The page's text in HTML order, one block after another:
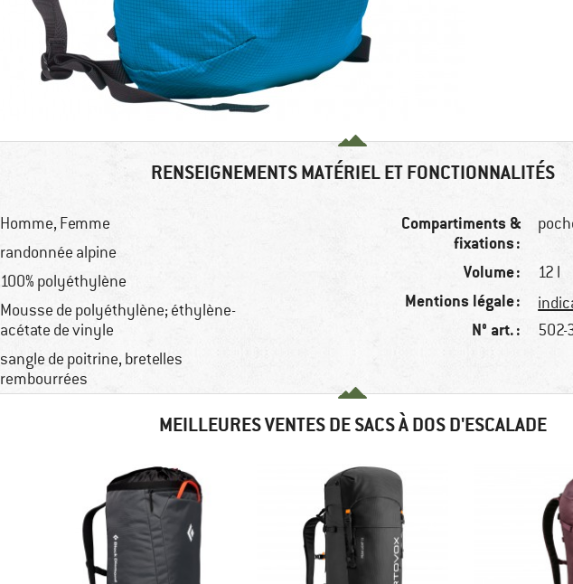
RENSEIGNEMENTS MATÉRIEL ET FONCTIONNALITÉS
Homme, Femme
randonnée alpine
100% polyéthylène
Mousse de polyéthylène; éthylène-
acétate de vinyle
sangle de poitrine, bretelles
rembourrées
Compartiments &
fixations :
Volume : 12 l
Mentions légale :
N° art. : 502-
MEILLEURES VENTES DE SACS À DOS D'ESCALADE